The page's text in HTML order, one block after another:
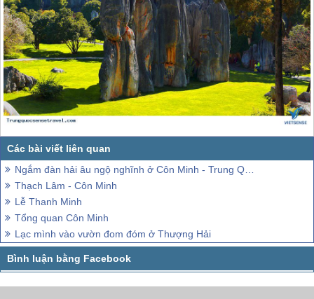
Ngắm đàn hải âu ngộ nghĩnh ở Côn Minh - Trung Quốc
Thạch Lâm - Côn Minh
Lễ Thanh Minh
Tổng quan Côn Minh
Lạc mình vào vườn đom đóm ở Thượng Hải